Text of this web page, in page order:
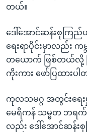
တယ်။
ဒေါ်အောင်ဆန်းစုကြ
ရေးရာပိုင်းမှာလည်း
တယောက် ဖြစ်တယ်လို့
ကိုးကား ဖော်ပြထားပ
ကုလသမဂ္ဂ အတွင်းရေးမှူ
မေရိကန် သမ္မတ ဘရက်ခ်
လည်း ဒေါ်အောင်ဆန်း